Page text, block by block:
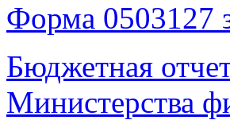
Форма 0503127
Бюджетная
Министерства